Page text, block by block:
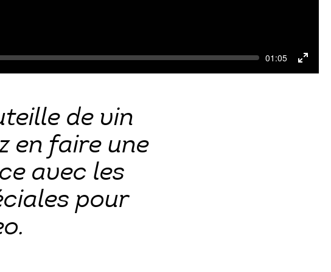
Current
01:05
de vin
en faire une
avec les
pour